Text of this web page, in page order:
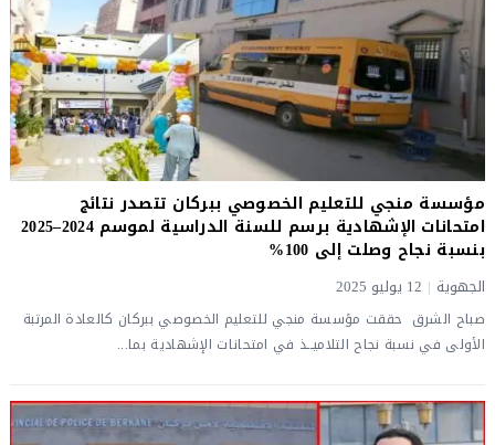
مؤسسة منجي للتعليم الخصوصي ببركان تتصدر نتائج
امتحانات الإشهادية برسم للسنة الدراسية لموسم 2024–2025
بنسبة نجاح وصلت إلى 100%
الجهوية 12 يوليو 2025
صباح الشرق حققت مؤسسة منجي للتعليم الخصوصي ببركان كالعادة المرتبة
الأولى في نسبة نجاح التلاميــذ في امتحانات الإشهادية بما...